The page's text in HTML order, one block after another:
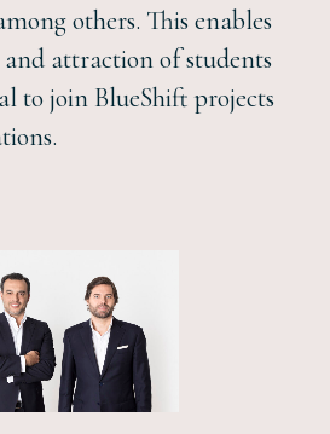
others. This enables
attraction of students
to join BlueShift projects